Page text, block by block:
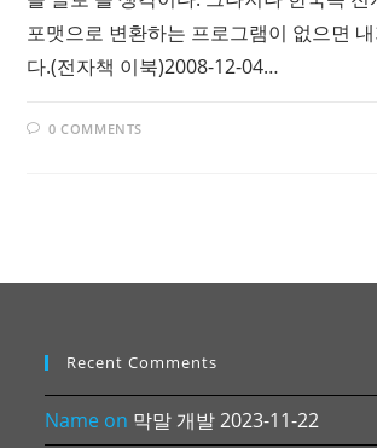
포맷으로 변환하는 프로그램이 없으면
다.(전자책 이북)2008-12-04…
0 COMMENTS
Recent Comments
Name on 막말 개발 2023-11-22